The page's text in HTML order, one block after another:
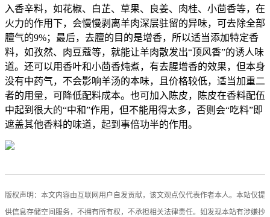
入香辛料，如花椒、白芷、草果、良姜、肉桂、小茴香等，在
火力的作用下，会慢慢剥离羊肉深层驻留的异味，可去除全部
膻气的9%；最后，去膻的目的是增香，所以适当添加特定香
料，如孜然、肉豆蔻等，就能让羊肉散发出“顶风香”的诱人味
道。还可以用香叶和小茴香炖煮，有去腥增香的效果，但本身
没有中药气，不会影响羊汤的本味，且价格较低，适当加重二
者的用量，可降低配料成本。也可加入陈皮，陈皮在香料配伍
中起到很大的“中和”作用，但不能用得太多，否则会“吃料”即
遮盖其他香料的味道，起到事倍功半的作用。
版权声明：本文内容由互联网用户自发贡献，该文观点仅代表作者本人。本站仅提
供信息存储空间服务，不拥有所有权，不承担相关法律责任。如发现本站有涉嫌抄